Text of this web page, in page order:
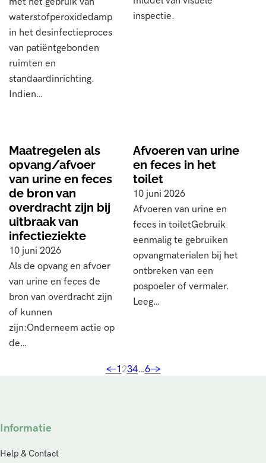
waterstofperoxidedamp
in het desinfectieproces
van patiëntgebonden
ruimten en
standaardinrichting.
Indien…
inspectie.
Maatregelen als
opvang/afvoer
van urine en feces
de bron van
overdracht zijn bij
uitbraak van
infectieziekte
10 juni 2026
Als de opvang en afvoer
van urine en feces de
bron van overdracht zijn
of kunnen
zijn:Onderneem actie op
de…
Afvoeren van urine
en feces in het
toilet
10 juni 2026
Afvoeren van urine en
feces in toiletGebruik
eenmalig te gebruiken
opvangmaterialen bij het
ontbreken van een
pospoeler of vermaler.
Leeg…
←1234…6→
Informatie
Help & Contact